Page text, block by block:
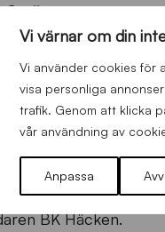
Vi värnar om din
Vi använder cookies för
visa personliga
trafik. Genom att klicka
vår användning av
Anpassa
Sveijer
göra – avgöra i
BK Häcken.